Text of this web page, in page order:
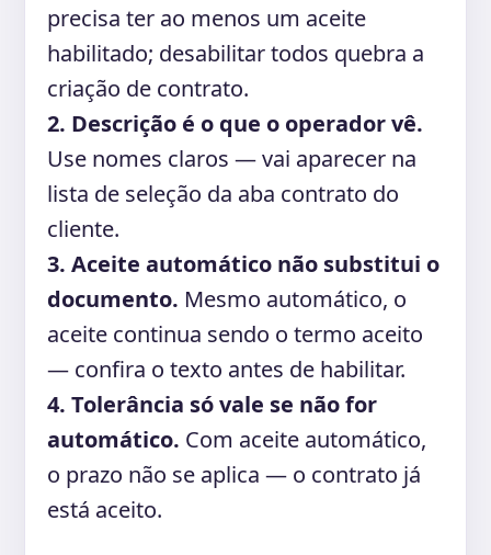
precisa ter ao menos um aceite
habilitado; desabilitar todos quebra a
criação de contrato.
2. Descrição é o que o operador vê.
Use nomes claros — vai aparecer na
lista de seleção da aba contrato do
cliente.
3. Aceite automático não substitui o
documento. Mesmo automático, o
aceite continua sendo o termo aceito
— confira o texto antes de habilitar.
4. Tolerância só vale se não for
automático. Com aceite automático,
o prazo não se aplica — o contrato já
está aceito.